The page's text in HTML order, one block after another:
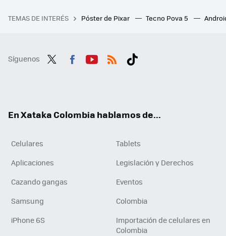
TEMAS DE INTERÉS Póster de Pixar Tecno Pova 5
Síguenos
En Xataka Colombia hablamos de...
Celulares
Tablets
Aplicaciones
Legislación y Derechos
Cazando gangas
Eventos
Samsung
Colombia
iPhone 6S
Importación de celulares en
Colombia